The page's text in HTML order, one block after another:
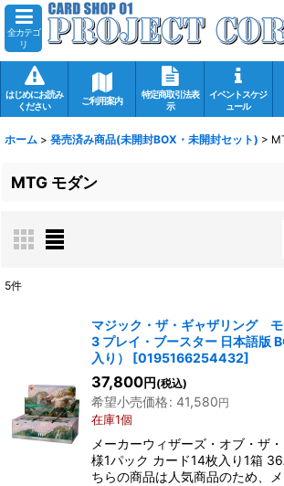
全カテゴ
リ
はじめにお読み
ください
ご利用案内
特定商取引法表
示
イベントスケジ
ュール
ホーム > 発売済み商品(未開封BOX・未開封セット) >
MTG モダン
在庫あり
並び順:
絞り込む
5件
マジック・ザ・ギャザリング
3 プレイ・ブースター 日本語版
入り）
[0195166254432]
37,800円 (税込)
希望小売価格: 41,580円
在庫1個
メーカーウィザーズ・オブ・ザ
様1パック カード14枚入り1箱
ちらの商品は人気商品のため、